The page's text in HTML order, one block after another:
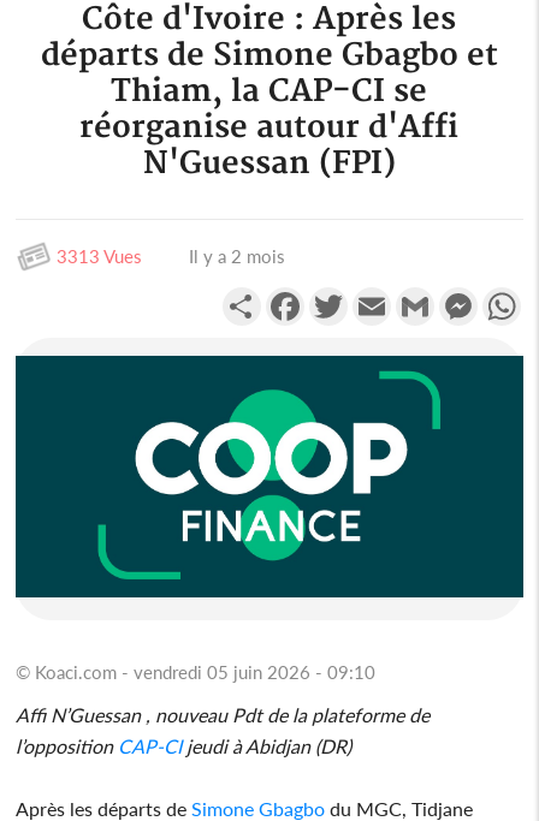
Côte d'Ivoire : Après les
départs de Simone Gbagbo et
Thiam, la CAP-CI se
réorganise autour d'Affi
N'Guessan (FPI)
3313 Vues Il y a 2 mois
PartagerFacebookTwitterEmail Gmail
© Koaci.com - vendredi 05 juin 2026 - 09:10
Affi N’Guessan , nouveau Pdt de la plateforme de
l’opposition CAP-CIjeudi à Abidjan (DR)
Après les départs de Simone Gbagbo du MGC, Tidjane